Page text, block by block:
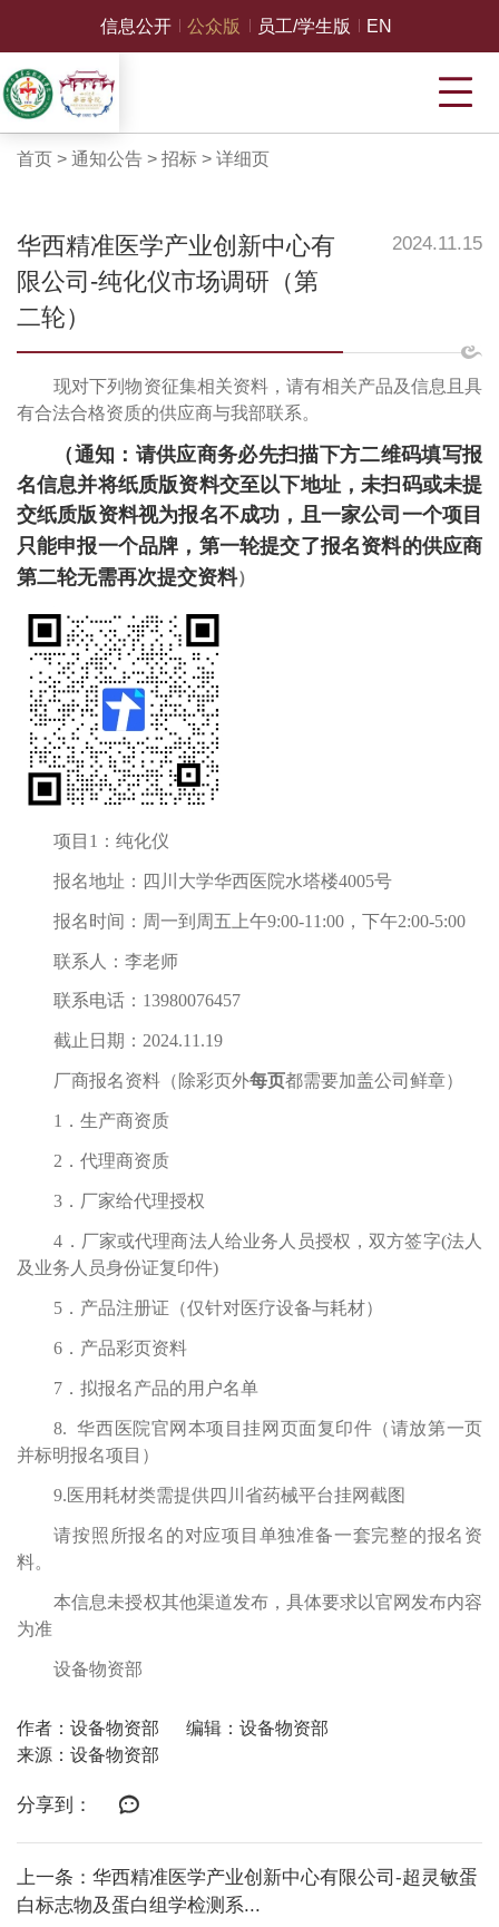
信息公开 公众版 员工/学生版 EN
首页 > 通知公告> 招标> 详细页
华西精准医学产业创新中心有
限公司-纯化仪市场调研（第
二轮）
2024.11.15
现对下列物资征集相关资料，请有相关产品及信息且具
有合法合格资质的供应商与我部联系。
（通知：请供应商务必先扫描下方二维码填写报
名信息并将纸质版资料交至以下地址，未扫码或未提
交纸质版资料视为报名不成功，
且一家公司一个项目
只能申报一个品牌， 第一轮提交了报名资料的供应商
第二轮无需再次提交资料）
项目1：纯化仪
报名地址：四川大学华西医院水塔楼4005号
报名时间：周一到周五上午9:00-11:00，下午2:00-5:00
联系人：李老师
联系电话： 13980076457
截止日期：2024.11.19
厂商报名资料（除彩页外每页都需要加盖公司鲜章）
1．生产商资质
2．代理商资质
3．厂家给代理授权
4．厂家或代理商法人给业务人员授权，双方签字(法人
及业务人员身份证复印件)
5．产品注册证（仅针对医疗设备与耗材）
6．产品彩页资料
7．拟报名产品的用户名单
8. 华西医院官网本项目挂网页面复印件（请放第一页
并标明报名项目）
9.医用耗材类需提供四川省药械平台挂网截图
请按照所报名的对应项目单独准备一套完整的报名资
料。
本信息未授权其他渠道发布，具体要求以官网发布内容
为准
设备物资部
作者：设备物资部
编辑：设备物资部
来源：设备物资部
分享到：
上一条：华西精准医学产业创新中心有限公司-超灵敏蛋
白标志物及蛋白组学检测系...